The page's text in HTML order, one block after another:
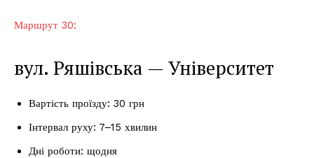
Маршрут 30:
вул. Ряшівська — Університет
Вартість проїзду: 30 грн
Інтервал руху: 7–15 хвилин
Дні роботи: щодня